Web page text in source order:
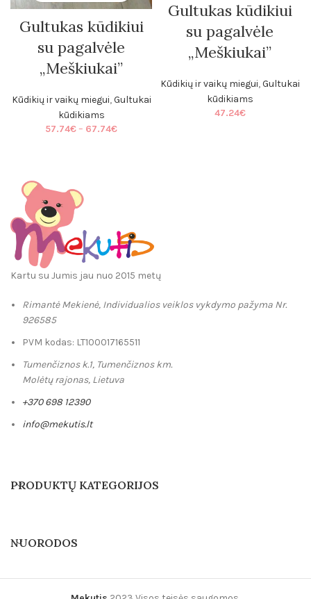
Gultukas kūdikiui
su pagalvėle
„Meškiukai”
Kūdikių ir vaikų miegui,Gultukai
kūdikiams
57.74€– 67.74€Price
Gultukas kūdikiui
su pagalvėle
„Meškiukai”
Kūdikių ir vaikų miegui,Gultukai
kūdikiams
47.24€
Kartu su Jumis jau nuo 2015 metų
Rimantė Mekienė, Individualios veiklos vykdymo pažyma Nr.
926585
PVM kodas: LT100017165511
Tumenčiznos k.1, Tumenčiznos km.
Molėtų rajonas, Lietuva
+370 698 12390
info@mekutis.lt
PRODUKTŲ KATEGORIJOS
NUORODOS